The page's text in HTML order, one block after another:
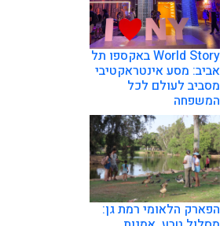
World Story באקספו תל
אביב: מסע אינטראקטיבי
מסביב לעולם לכל
המשפחה
הפארק הלאומי רמת גן: